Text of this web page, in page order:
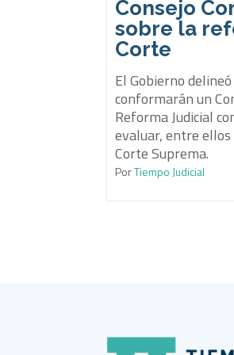
Consejo
sobre la
Corte
El Gobierno
conformarán un
Reforma Judicial
evaluar, entre
Corte Suprema.
PorTiempo Judicial